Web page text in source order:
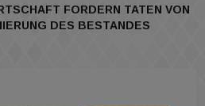
FORDERN TATEN VON
DES BESTANDES